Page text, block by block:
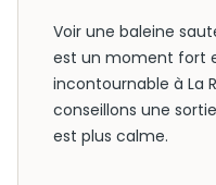
Voir une baleine
est un moment fort
incontournable à La
conseillons une
est plus calme.